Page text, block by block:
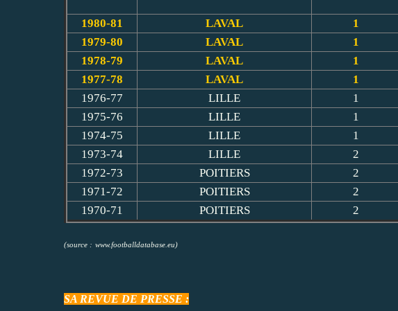
1980-81 LAVAL 1
1979-80
LAVAL 1
1978-79
LAVAL 1
1977-78
LAVAL 1
1976-77
LILLE 1
1975-76
LILLE 1
1974-75
LILLE 1
1973-74
LILLE 2
1972-73
POITIERS 2
1971-72
POITIERS 2
1970-71
POITIERS 2
(source : www.footballdatabase.eu)
SA REVUE DE PRESSE :